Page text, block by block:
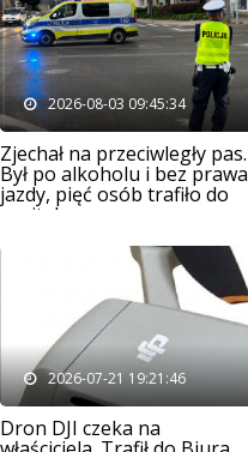
2026-08-03 09:45:34
Zjechał na przeciwległy pas.
Był po alkoholu i bez prawa
jazdy, pięć osób trafiło do
szpitala
2026-07-21 19:21:46
Dron DJI czeka na